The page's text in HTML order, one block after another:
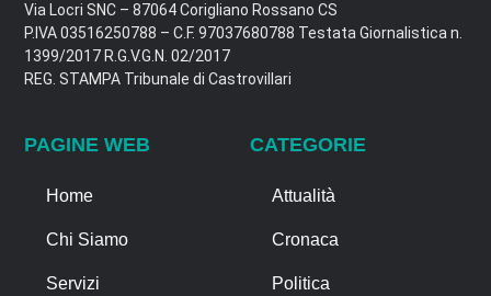
Via Locri SNC – 87064 Corigliano Rossano CS
P.IVA 03516250788 – C.F. 97037680788 Testata Giornalistica n.
1399/2017 R.G.V.G.N. 02/2017
REG. STAMPA Tribunale di Castrovillari
PAGINE WEB
Home
Chi Siamo
Servizi
CATEGORIE
Attualità
Cronaca
Politica